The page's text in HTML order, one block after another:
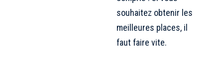
souhaitez obtenir les
meilleures places, il
faut faire vite.